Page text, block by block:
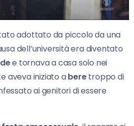
adottato da piccolo da una
dell’università era diventato
e tornava a casa solo nei
aveva iniziato aberetroppo di
ai genitori di essere